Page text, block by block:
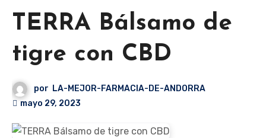
TERRA Bálsamo de
tigre con CBD
por LA-MEJOR-FARMACIA-DE-ANDORRA
mayo 29, 2023